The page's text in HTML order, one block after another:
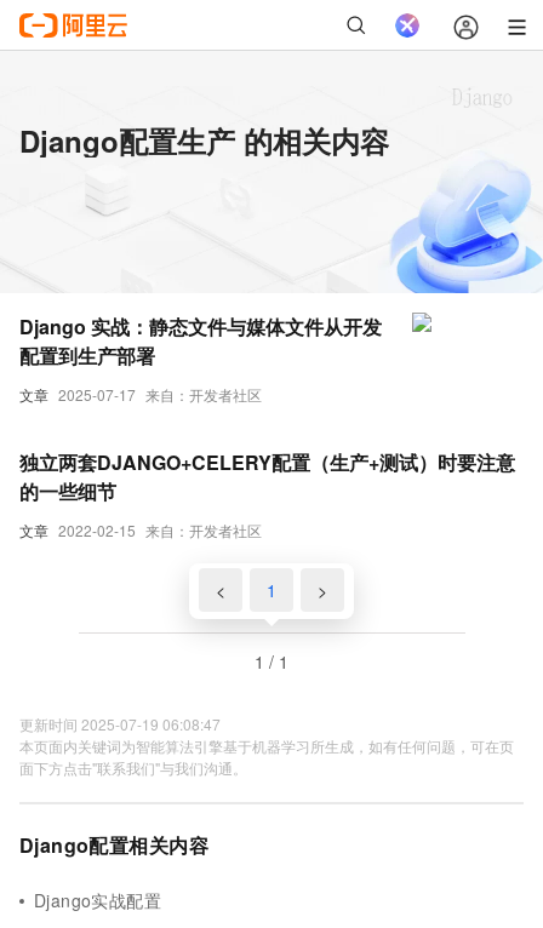
Django配置生产 的相关内容
文章 2025-07-17 来自：开发者社区
Django 实战：静态文件与媒体文件从开发
配置到生产部署
文章 2022-02-15 来自：开发者社区
独立两套DJANGO+CELERY配置（生产+测试）时要注意
的一些细节
< 1 >
1 / 1
更新时间 2025-07-19 06:08:47
本页面内关键词为智能算法引擎基于机器学习所生成，如有任何问题，可在页
面下方点击"联系我们"与我们沟通。
Django配置相关内容
Django实战配置